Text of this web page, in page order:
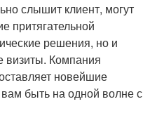
слышит клиент, могут
притягательной
решения, но и
визиты. Компания
новейшие
быть на одной волне с